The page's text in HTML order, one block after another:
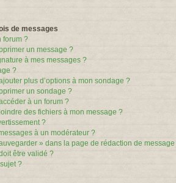
de messages
forum ?
un message ?
à mes messages ?
?
plus d’options à mon sondage ?
un sondage ?
à un forum ?
des fichiers à mon message ?
?
à un modérateur ?
» dans la page de rédaction de message
être validé ?
?